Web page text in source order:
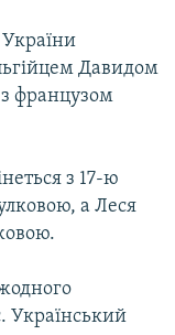
Давидом
французом
з 17-ю
а Леся
Український